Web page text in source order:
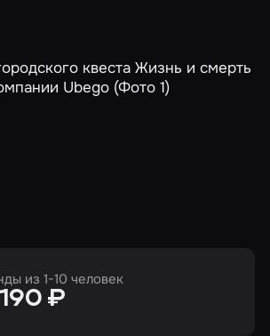
из 1-10 человек
₽